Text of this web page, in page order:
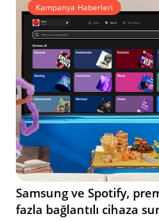
Kampanya Haberleri
Samsung ve Spotify,
fazla bağlantılı cihaza